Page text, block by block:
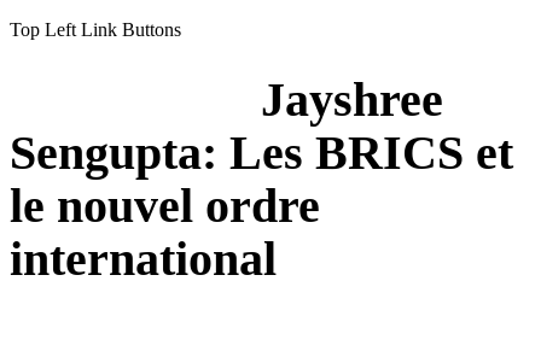
Top Left Link Buttons
Jayshree
Sengupta: Les BRICS et
le nouvel ordre
international